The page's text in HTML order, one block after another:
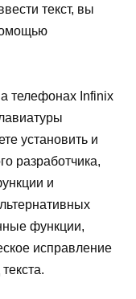
текст, вы
телефонах Infinix
установить и
разработчика,
и
функции,
исправление